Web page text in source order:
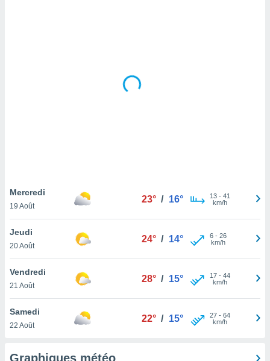
notre
que
et que
Mercredi
19 Août
23° / 16° 13- 41
km/h
Jeudi
20 Août
24° / 14° 6- 26
km/h
Vendredi
21 Août
28° / 15° 17- 44
km/h
Samedi
22 Août
22° / 15° 27- 64
km/h
Graphiques météo